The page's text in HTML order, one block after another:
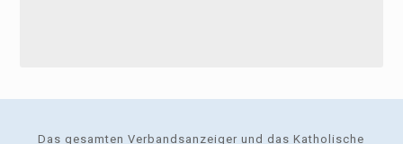
Das gesamten Verbandsanzeiger und das Katholische